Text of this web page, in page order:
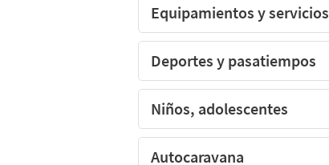
Equipamientos y servicios
Deportes y pasatiempos
Niños, adolescentes
Autocaravana